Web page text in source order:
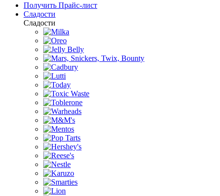
Получить Прайс-лист
Сладости
Сладости